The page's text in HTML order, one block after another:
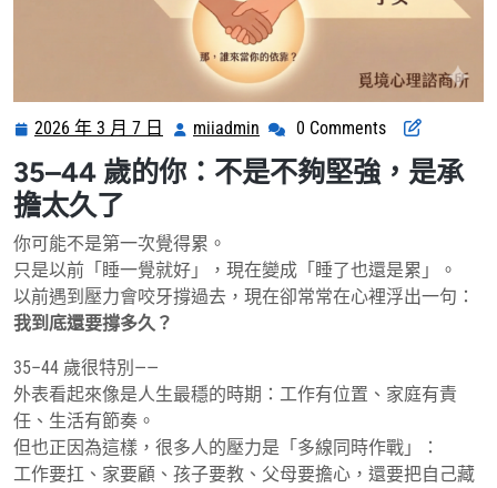
2026 年 3 月 7 日
2026
年
3
7
日
miiadmin miiadmin0 Comments
35–44 歲的你：不是不夠堅強，是承
擔太久了
你可能不是第一次覺得累。
只是以前「睡一覺就好」，現在變成「睡了也還是累」。
以前遇到壓力會咬牙撐過去，現在卻常常在心裡浮出一句：
我到底還要撐多久？
35–44 歲很特別——
外表看起來像是人生最穩的時期：工作有位置、家庭有責
任、生活有節奏。
但也正因為這樣，很多人的壓力是「多線同時作戰」：
工作要扛、家要顧、孩子要教、父母要擔心，還要把自己藏